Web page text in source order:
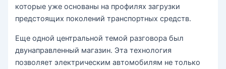
которые уже основаны на профилях загрузки
предстоящих поколений транспортных средств.
Еще одной центральной темой разговора был
двунаправленный магазин. Эта технология
позволяет электрическим автомобилям не только